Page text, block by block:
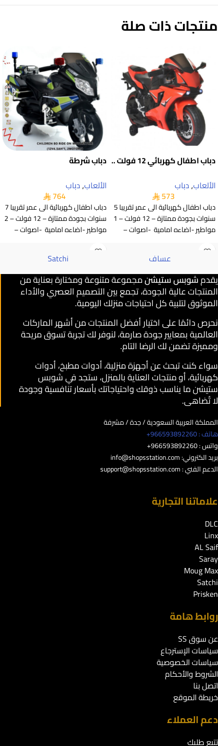
منتجات ذات صلة
دباب اطفال كهربائي 12 فولت ..
الألعاب,دباب
573
دباب اطفال كهربائية الى عمر تقريبا 5
سنوات بجودة ممتازة – 12 فولت – 1
مواطير -اضاءه امامية -اصوات –
دباب شرطة
الألعاب,دباب
764
دباب اطفال كهربائية الى عمر تقريبا 7
سنوات بجودة ممتازة – 12 فولت – 2
مواطير -اضاءه امامية -اصوات –
عساف Satchi
يقدمشوبس ستيشنمجموعة متنوعة ومختارة بعناية من
المنتجات عالية الجودة، تجمع بين التصميم العصري والأداء
الموثوق لتلبية كل احتياجات منزلك اليومية.
نحرص دائمًا على اختيار أفضل المنتجات من أشهر الماركات
العالمية بمعايير جودة صارمة، لنوفر لك تجربة تسوق مريحة
ومميزة تضمن لك الرضا التام.
سواء كنت تبحث عن أجهزة منزلية، أدوات مطبخ، أدوات
كهربائية، أو منتجات العناية بالمنزل، ستجد في شوبس
ستيشن ما يناسب ذوقك واحتياجاتك بأسعار تنافسية وجودة
لا تُضاهى.
المملكة العربية السعودية / جدة / مشرفة
هاتف : 966593892260+
واتس : 966593892260+
بريد الكتروني:info@shopsstation.com
الدعم الفني :support@shopsstation.com
علاماتنا التجارية
DLC
Linx
AL Saif
Saray
Moug Max
Satchi
Prisken
روابط هامة
عن سوق SS
سياسات الإسترجاع
سياسات الخصوصية
الشروط والأحكام
اتصل بنا
خريطة الموقع
دعم العملاء
تتبع طلبك